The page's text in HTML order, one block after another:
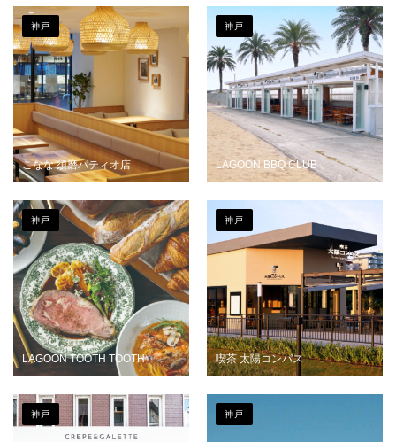
こなな 須磨パティオ店
神戸
LAGOON BBQ CLUB
神戸
LAGOON TOOTH TOOTH
神戸
喫茶 太陽コンパス
神戸
神戸 神戸